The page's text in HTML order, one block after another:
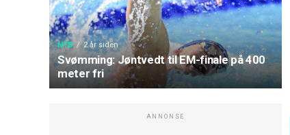
NTB 2 år siden
Svømming: Jøntvedt til EM-finale på 400
meter fri
ANNONSE